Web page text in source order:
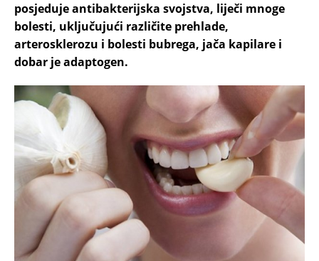
posjeduje antibakterijska svojstva, liječi mnoge
bolesti, uključujući različite prehlade,
arterosklerozu i bolesti bubrega, jača kapilare i
dobar je adaptogen.